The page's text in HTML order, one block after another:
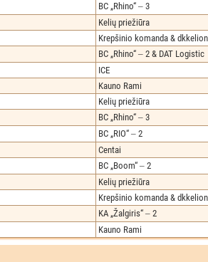
BC „Rhino“ ‒ 3
Kelių priežiūra
Krepšinio komanda &
BC „Rhino“ ‒ 2 & DAT Logistic
ICE
Kauno Rami
Kelių priežiūra
BC „Rhino“ ‒ 3
BC „RIO“ ‒ 2
Centai
BC „Boom“ ‒ 2
Kelių priežiūra
Krepšinio komanda &
KA „Žalgiris“ ‒ 2
Kauno Rami